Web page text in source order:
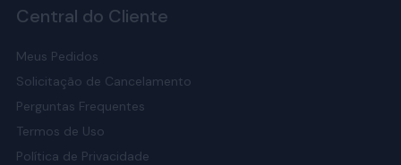
Central do Cliente
Meus Pedidos
Solicitação de Cancelamento
Perguntas Frequentes
Termos de Uso
Política de Privacidade